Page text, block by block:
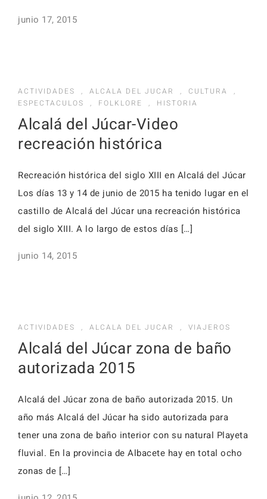
junio 17, 2015
ACTIVIDADES , ALCALA DEL JUCAR , CULTURA
,
ESPECTACULOS
, FOLKLORE , HISTORIA
Alcalá del Júcar-Video
recreación histórica
Recreación histórica del siglo XIII en Alcalá del Júcar
Los días 13 y 14 de junio de 2015 ha tenido lugar en el
castillo de Alcalá del Júcar una recreación histórica
del siglo XIII. A lo largo de estos días […]
junio 14, 2015
ACTIVIDADES , ALCALA DEL JUCAR , VIAJEROS
Alcalá del Júcar zona de baño
autorizada 2015
Alcalá del Júcar zona de baño autorizada 2015. Un
año más Alcalá del Júcar ha sido autorizada para
tener una zona de baño interior con su natural Playeta
fluvial. En la provincia de Albacete hay en total ocho
zonas de […]